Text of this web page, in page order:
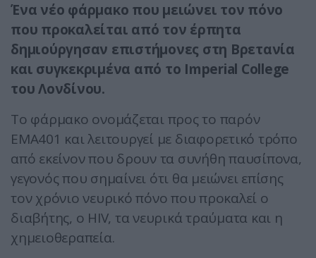
Ένα νέο φάρμακο που μειώνει τον πόνο
που προκαλείται από τον έρπητα
δημιούργησαν επιστήμονες στη Βρετανία
και συγκεκριμένα από το Imperial College
του Λονδίνου.
Το φάρμακο ονομάζεται προς το παρόν
EMA401 και λειτουργεί με διαφορετικό τρόπο
από εκείνον που δρουν τα συνήθη παυσίπονα,
γεγονός που σημαίνει ότι θα μειώνει επίσης
τον χρόνιο νευρικό πόνο που προκαλεί ο
διαβήτης, ο HIV, τα νευρικά τραύματα και η
χημειοθεραπεία.